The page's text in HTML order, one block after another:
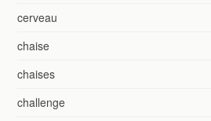
cerveau
chaise
chaises
challenge